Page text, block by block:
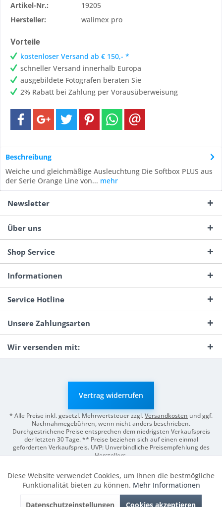
Artikel-Nr.:
19205
Hersteller:
walimex pro
Vorteile
kostenloser Versand ab € 150,- *
schneller Versand innerhalb Europa
ausgebildete Fotografen beraten Sie
2% Rabatt bei Zahlung per Vorausüberweisung
Beschreibung
Weiche und gleichmäßige Ausleuchtung Die Softbox PLUS aus
der Serie Orange Line von... mehr
Newsletter
Über uns
Shop Service
Informationen
Service Hotline
Unsere Zahlungsarten
Wir versenden mit:
Vertrag widerrufen
* Alle Preise inkl. gesetzl. Mehrwertsteuer zzgl.Versandkosten und ggf.
Nachnahmegebühren, wenn nicht anders beschrieben.
Durchgestrichene Preise entsprechen dem niedrigsten Verkaufspreis
der letzten 30 Tage. ** Preise beziehen sich auf einen einmal
geforderten Verkaufspreis. UVP: Unverbindliche Preisempfehlung des
Herstellers.
Funktionale Aktiv
Diese Website verwendet Cookies, um Ihnen die bestmögliche
Funktionalität bieten zu können. Mehr Informationen
Datenschutzeinstellungen Cookies akzeptieren